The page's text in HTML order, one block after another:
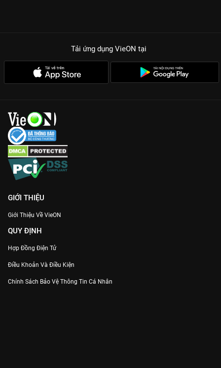
Tải ứng dụng VieON tại
GIỚI THIỆU
Giới Thiệu Về VieON
QUY ĐỊNH
Hợp Đồng Điện Tử
Điều Khoản Và Điều Kiện
Chính Sách Bảo Vệ Thông Tin Cá Nhân